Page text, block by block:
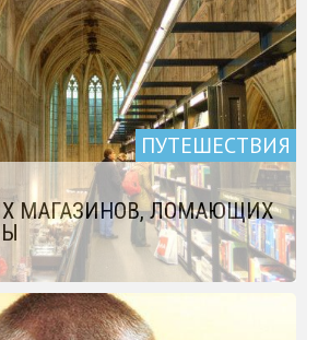
ПУТЕШЕСТВИЯ
МАГАЗИНОВ, ЛОМАЮЩИХ